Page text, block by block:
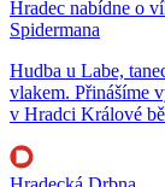
Hradec nabídne o
Spidermana
Hudba u Labe,
vlakem. Přinášíme
v Hradci Králové